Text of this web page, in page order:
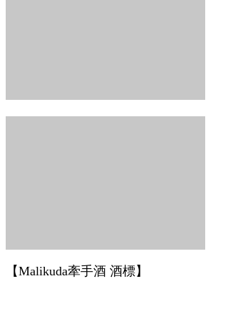
【Malikuda牽手酒 酒標】